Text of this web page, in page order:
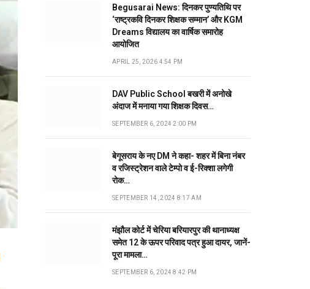
Begusarai News: दिनकर पुण्यतिथि पर
‘राष्ट्रकवि दिनकर शिक्षक सम्मान’ और KGM
Dreams विद्यालय का वार्षिक समारोह
आयोजित
APRIL 25, 2026 4:54 PM
DAV Public School बखरी में अनोखे
अंदाज में मनाया गया शिक्षक दिवस…
SEPTEMBER 6, 2024 2:00 PM
बेगूसराय के नए DM ने कहा- शहर में बिना नंबर
व रजिस्ट्रेशन वाले टेम्पो व ई-रिक्शा लगेगी
रोक…
SEPTEMBER 14, 2024 8:17 AM
मंझौल कोर्ट में चेरिया बरियारपुर की थानाध्यक्ष
समेत 12 के ऊपर परिवाद पत्र हुआ दायर, जानें-
पूरा मामला…
SEPTEMBER 6, 2024 8:42 PM